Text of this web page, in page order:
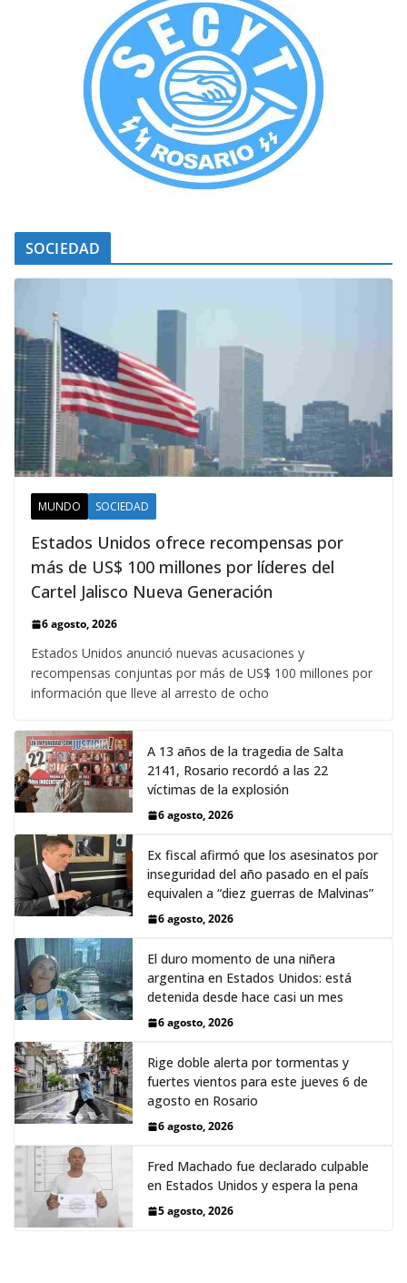
SOCIEDAD
MUNDO SOCIEDAD
Estados Unidos ofrece recompensas por
más de US$ 100 millones por líderes del
Cartel Jalisco Nueva Generación
6 agosto, 2026
Estados Unidos anunció nuevas acusaciones y
recompensas conjuntas por más de US$ 100 millones por
información que lleve al arresto de ocho
A 13 años de la tragedia de Salta
2141, Rosario recordó a las 22
víctimas de la explosión
6 agosto, 2026
Ex fiscal afirmó que los asesinatos por
inseguridad del año pasado en el país
equivalen a “diez guerras de Malvinas”
6 agosto, 2026
El duro momento de una niñera
argentina en Estados Unidos: está
detenida desde hace casi un mes
6 agosto, 2026
Rige doble alerta por tormentas y
fuertes vientos para este jueves 6 de
agosto en Rosario
6 agosto, 2026
Fred Machado fue declarado culpable
en Estados Unidos y espera la pena
5 agosto, 2026